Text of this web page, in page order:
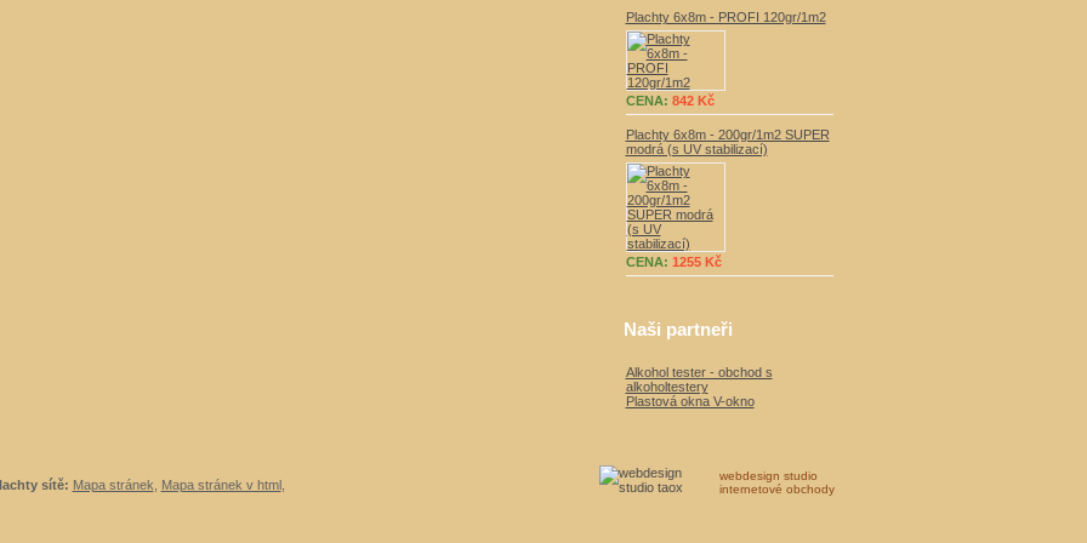
Plachty 6x8m - PROFI 120gr/1m2
CENA: 842 Kč
Plachty 6x8m - 200gr/1m2 SUPER
modrá (s UV stabilizací)
CENA: 1255 Kč
Naši partneři
Alkohol tester - obchod s
alkoholtestery
Plastová okna V-okno
sítě: Mapa stránek Mapa stránek v html,
webdesign studio
internetové obchody